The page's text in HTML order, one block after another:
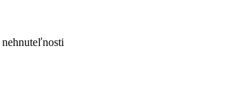
nehnuteľnosti